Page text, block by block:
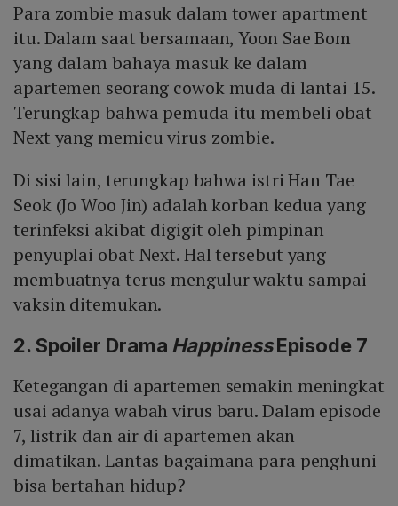
Para zombie masuk dalam tower apartment
itu. Dalam saat bersamaan, Yoon Sae Bom
yang dalam bahaya masuk ke dalam
apartemen seorang cowok muda di lantai 15.
Terungkap bahwa pemuda itu membeli obat
Next yang memicu virus zombie.
Di sisi lain, terungkap bahwa istri Han Tae
Seok (Jo Woo Jin) adalah korban kedua yang
terinfeksi akibat digigit oleh pimpinan
penyuplai obat Next. Hal tersebut yang
membuatnya terus mengulur waktu sampai
vaksin ditemukan.
2. Spoiler Drama HappinessEpisode 7
Ketegangan di apartemen semakin meningkat
usai adanya wabah virus baru. Dalam episode
7, listrik dan air di apartemen akan
dimatikan. Lantas bagaimana para penghuni
bisa bertahan hidup?